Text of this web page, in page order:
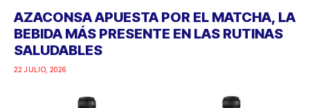
AZACONSA APUESTA POR EL MATCHA, LA
BEBIDA MÁS PRESENTE EN LAS RUTINAS
SALUDABLES
22 JULIO, 2026